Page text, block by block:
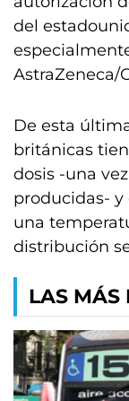
del
AstraZeneca/
De esta
británicas
dosis -una
producidas- y
una
distribución
LAS MÁS